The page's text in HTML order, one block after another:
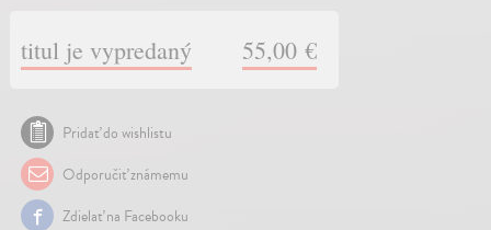
titul je vypredaný 55,00 €
Pridať do wishlistu
Odporučiť známemu
Zdielať na Facebooku